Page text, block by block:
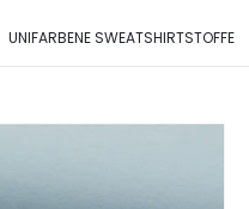
UNIFARBENE SWEATSHIRTSTOFFE